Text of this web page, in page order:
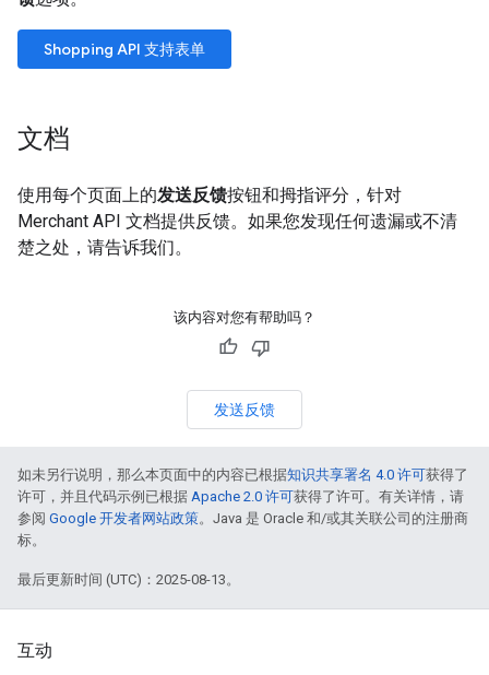
Shopping API 支持表单
文档
使用每个页面上的发送反馈按钮和拇指评分，针对
Merchant API 文档提供反馈。如果您发现任何遗漏或不清
楚之处，请告诉我们。
该内容对您有帮助吗？
发送反馈
如未另行说明，那么本页面中的内容已根据知识共享署名 4.0 许可获得了
许可，并且代码示例已根据 Apache 2.0 许可获得了许可。有关详情，请
参阅 Google 开发者网站政策。Java 是 Oracle 和/或其关联公司的注册商
标。
最后更新时间 (UTC)：2025-08-13。
互动